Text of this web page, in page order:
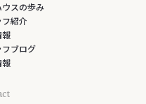
スの歩み
フ紹介
報
フブログ
報